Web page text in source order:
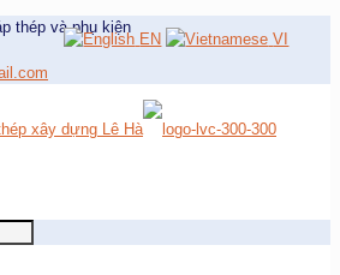
thép và phụ kiện
EN VI